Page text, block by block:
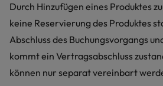
Durch Hinzufügen eines Produktes
keine Reservierung des Produktes
Abschluss des Buchungsvorgangs
kommt ein Vertragsabschluss
können nur separat vereinbart